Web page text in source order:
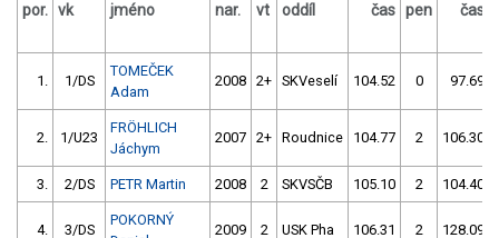
por. vk jméno nar. vt oddíl čas pen čas
1. 1/DS
TOMEČEK
Adam
2008 2+ SKVeselí 104.52 0 97.69
2. 1/U23
FRÖHLICH
Jáchym
2007 2+ Roudnice 104.77 2 106.30
3. 2/DS PETR Martin 2008 2 SKVSČB 105.10 2 104.40
4. 3/DS
POKORNÝ
2009 2 USK Pha 106.31 2 128.09